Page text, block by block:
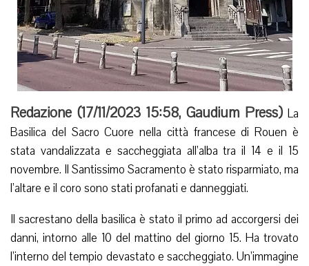
Redazione (17/11/2023 15:58,Gaudium Press) La
Basilica del Sacro Cuore nella città francese di Rouen è
stata vandalizzata e saccheggiata all’alba tra il 14 e il 15
novembre. Il Santissimo Sacramento è stato risparmiato, ma
l’altare e il coro sono stati profanati e danneggiati.
Il sacrestano della basilica è stato il primo ad accorgersi dei
danni, intorno alle 10 del mattino del giorno 15. Ha trovato
l’interno del tempio devastato e saccheggiato. Un’immagine